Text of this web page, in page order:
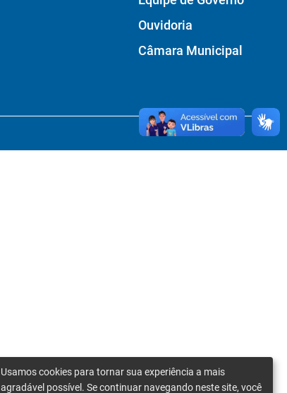
Ouvidoria
Câmara Municipal
Usamos cookies para tornar sua experiência a mais
agradável possível. Se continuar navegando neste site, você